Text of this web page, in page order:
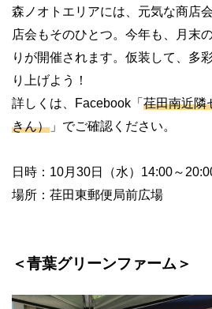
森ノオトエリアには、元気な商店
店会もそのひとつ。今年も、月末
りが開催されます。仮装して、多
り上げよう！
詳しくは、Facebook「 荏田南近隣
きん） 」でご確認ください。
日時：10月30日（水）14:00～
場所：荏田東郵便局前広場
＜青葉グリーンファーム＞